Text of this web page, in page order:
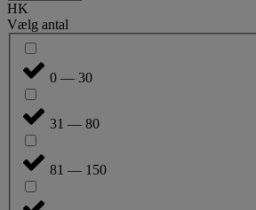
HK
Vælg antal
0 — 30
31 — 80
81 — 150